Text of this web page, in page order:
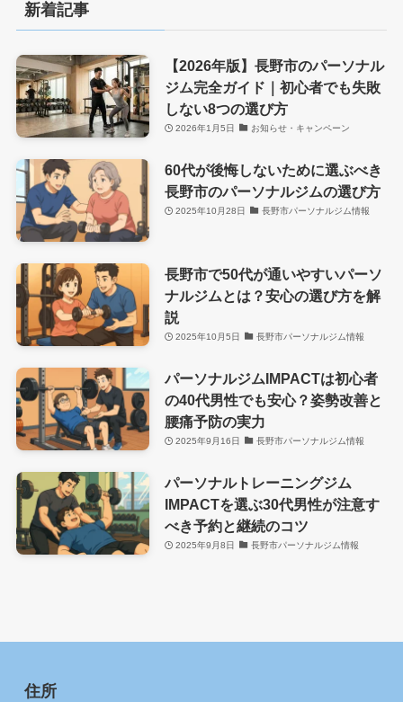
新着記事
【2026年版】長野市のパーソナル
ジム完全ガイド｜初心者でも失敗
しない8つの選び方
2026年1月5日 お知らせ・キャンペーン
60代が後悔しないために選ぶべき
長野市のパーソナルジムの選び方
2025年10月28日 長野市パーソナルジム情報
長野市で50代が通いやすいパーソ
ナルジムとは？安心の選び方を解
説
2025年10月5日 長野市パーソナルジム情報
パーソナルジムIMPACTは初心者
の40代男性でも安心？姿勢改善と
腰痛予防の実力
2025年9月16日 長野市パーソナルジム情報
パーソナルトレーニングジム
IMPACTを選ぶ30代男性が注意す
べき予約と継続のコツ
2025年9月8日 長野市パーソナルジム情報
住所